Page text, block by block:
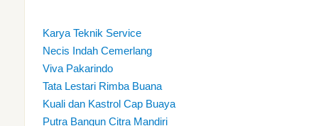
Karya Teknik Service
Necis Indah Cemerlang
Viva Pakarindo
Tata Lestari Rimba Buana
Kuali dan Kastrol Cap Buaya
Putra Bangun Citra Mandiri